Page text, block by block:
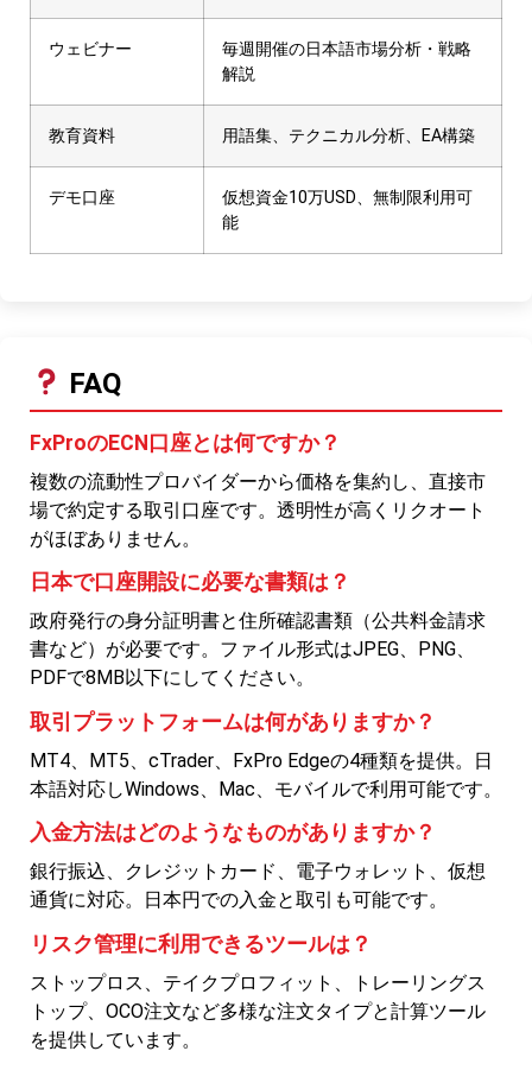
ウェビナー
毎週開催の日本語市場分析・戦略
解説
教育資料 用語集、テクニカル分析、EA構築
デモ口座
仮想資金10万USD、無制限利用可
能
FAQ
FxProのECN口座とは何ですか？
複数の流動性プロバイダーから価格を集約し、直接市
場で約定する取引口座です。透明性が高くリクオート
がほぼありません。
日本で口座開設に必要な書類は？
政府発行の身分証明書と住所確認書類（公共料金請求
書など）が必要です。ファイル形式はJPEG、PNG、
PDFで8MB以下にしてください。
取引プラットフォームは何がありますか？
MT4、MT5、cTrader、FxPro Edgeの4種類を提供。日
本語対応しWindows、Mac、モバイルで利用可能です。
入金方法はどのようなものがありますか？
銀行振込、クレジットカード、電子ウォレット、仮想
通貨に対応。日本円での入金と取引も可能です。
リスク管理に利用できるツールは？
ストップロス、テイクプロフィット、トレーリングス
トップ、OCO注文など多様な注文タイプと計算ツール
を提供しています。